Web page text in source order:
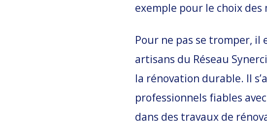
exemple pour le choix
Pour ne pas se tromper, il
artisans du Réseau
la rénovation durable. Il
professionnels fiables
dans des travaux de